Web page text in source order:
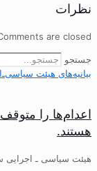
نظرات
are closed.
جستجو
بیانیه‌های هیئت‌
اعدام‌ها را
هستند.
هیئت سیاسی ـ اجرایی